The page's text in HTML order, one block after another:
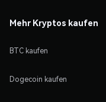
Mehr Kryptos kaufen
BTC kaufen
Dogecoin kaufen